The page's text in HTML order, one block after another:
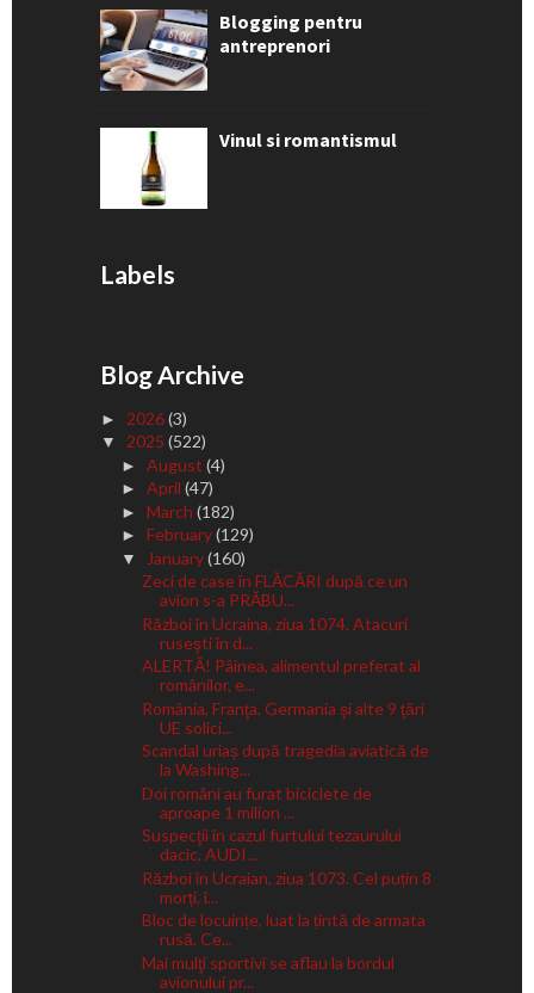
Blogging pentru
antreprenori
Vinul si romantismul
Labels
Blog Archive
► 2026(3)
▼ 2025 (522)
► August (4)
► April (47)
► March (182)
► February(129)
▼ January(160)
Zeci de case în FLĂCĂRI după ce un
avion s-a PRĂBU...
Război în Ucraina, ziua 1074. Atacuri
ruseşti în d...
ALERTĂ! Pâinea, alimentul preferat al
românilor, e...
România, Franţa, Germania şi alte 9 ţări
UE solici...
Scandal uriaș după tragedia aviatică de
la Washing...
Doi români au furat biciclete de
aproape 1 milion ...
Suspecţii în cazul furtului tezaurului
dacic, AUDI...
Război în Ucraian, ziua 1073. Cel puțin 8
morți, î...
Bloc de locuințe, luat la țintă de armata
rusă. Ce...
Mai mulţi sportivi se aflau la bordul
avionului pr...